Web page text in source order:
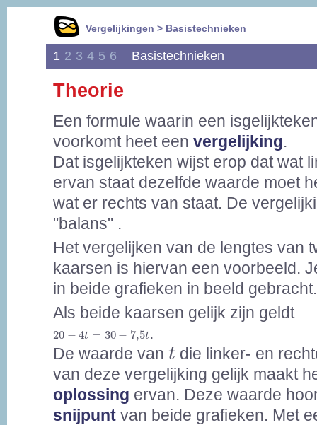
Vergelijkingen > Basistechnieken
1 2 3 4 5 6 Basistechnieken
Theorie
Een formule waarin een
voorkomt heet een vergelijking.
Dat isgelijkteken wijst erop dat wat
ervan staat dezelfde waarde moet
wat er rechts van staat. De
"balans" .
Het vergelijken van de lengtes van
kaarsen is hiervan een voorbeeld.
in beide grafieken in beeld gebracht.
Als beide kaarsen gelijk zijn geldt
20 − 4t = 30 − 7,5t
20 =30 7,5
.
De waarde van t
t die linker- en
van deze vergelijking gelijk maakt
oplossing ervan. Deze waarde
snijpunt van beide grafieken. Met